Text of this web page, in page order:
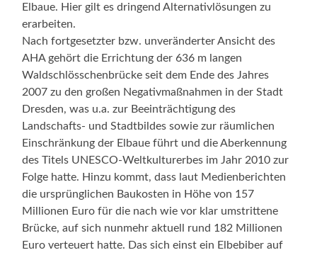
Elbaue. Hier gilt es dringend Alternativlösungen zu
erarbeiten.
Nach fortgesetzter bzw. unveränderter Ansicht des
AHA gehört die Errichtung der 636 m langen
Waldschlösschenbrücke seit dem Ende des Jahres
2007 zu den großen Negativmaßnahmen in der Stadt
Dresden, was u.a. zur Beeinträchtigung des
Landschafts- und Stadtbildes sowie zur räumlichen
Einschränkung der Elbaue führt und die Aberkennung
des Titels UNESCO-Weltkulturerbes im Jahr 2010 zur
Folge hatte. Hinzu kommt, dass laut Medienberichten
die ursprünglichen Baukosten in Höhe von 157
Millionen Euro für die nach wie vor klar umstrittene
Brücke, auf sich nunmehr aktuell rund 182 Millionen
Euro verteuert hatte. Das sich einst ein Elbebiber auf